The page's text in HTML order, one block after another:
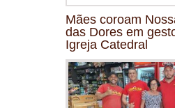
Mães coroam
das Dores em
Igreja Catedral